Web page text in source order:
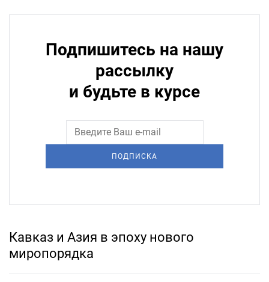
Подпишитесь на нашу
рассылку
и будьте в курсе
ПОДПИСКА
Кавказ и Азия в эпоху нового
миропорядка